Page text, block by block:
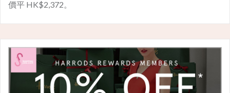
價平 HK$2,372。